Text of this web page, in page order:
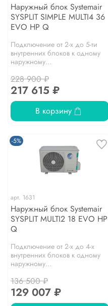
Наружный блок Systemair
SYSPLIT SIMPLE MULTI4 36
EVO HP Q
Подключение от 2-х до 5-ти
внутренних блоков к одному
наружному...
228 900 ₽
217 615 ₽
В корзину
-5%
арт. 1631
Наружный блок Systemair
SYSPLIT MULTI2 18 EVO HP
Q
Подключение от 2-х до 4-х
внутренних блоков к одному
наружному...
136 500 ₽
129 007 ₽